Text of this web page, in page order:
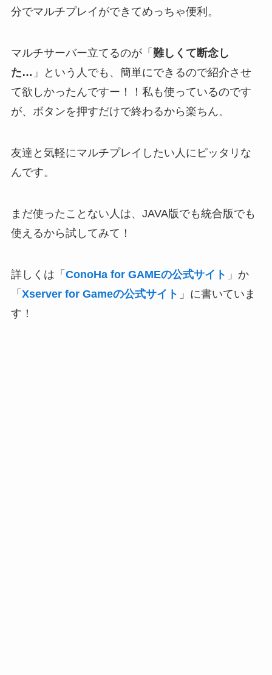
分でマルチプレイができてめっちゃ便利。
マルチサーバー立てるのが「 難しくて断念し
た… 」という人でも、簡単にできるので紹介させ
て欲しかったんですー！！私も使っているのです
が、ボタンを押すだけで終わるから楽ちん。
友達と気軽にマルチプレイしたい人にピッタリな
んです。
まだ使ったことない人は、JAVA版でも統合版でも
使えるから試してみて！
詳しくは「 ConoHa for GAMEの公式サイト 」か
「 Xserver for Gameの公式サイト 」に書いていま
す！